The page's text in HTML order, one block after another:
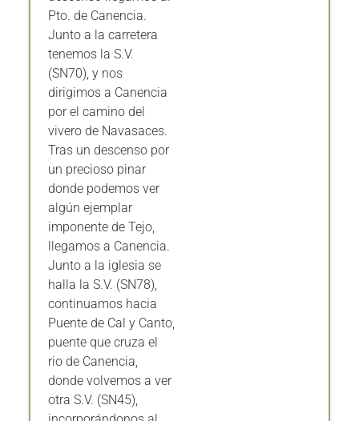
Pto. de Canencia.
Junto a la carretera
tenemos la S.V.
(SN70), y nos
dirigimos a Canencia
por el camino del
vivero de Navasaces.
Tras un descenso por
un precioso pinar
donde podemos ver
algún ejemplar
imponente de Tejo,
llegamos a Canencia.
Junto a la iglesia se
halla la S.V. (SN78),
continuamos hacia
Puente de Cal y Canto,
puente que cruza el
rio de Canencia,
donde volvemos a ver
otra S.V. (SN45),
incorporándonos al